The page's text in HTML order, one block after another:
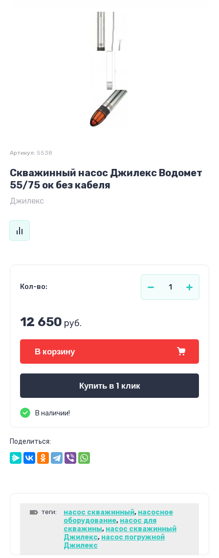
Артикул: 5538
Скважинный насос Джилекс Водомет
55/75 ок без кабеля
Джилекс
Кол-во:
12 650 руб.
В корзину
Купить в 1 клик
В наличии!
Поделиться:
теги: насос скважинный, насосное
оборудование, насос для
скважины, насос скважинный
Джилекс, насос погружной
Джилекс